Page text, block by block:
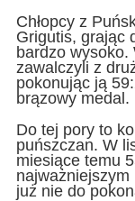
Chłopcy z
Grigutis, grając
bardzo wysoko.
zawalczyli z
pokonując ją
brązowy medal.
Do tej pory to
puńszczan. W
miesiące temu
już nie do